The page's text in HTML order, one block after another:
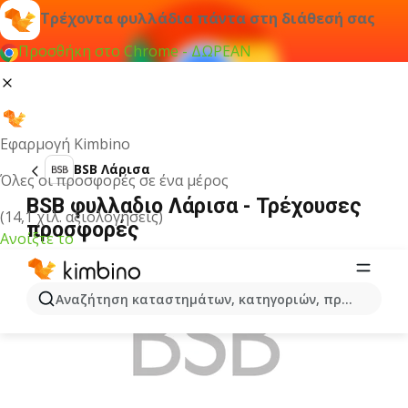
Τρέχοντα φυλλάδια πάντα στη διάθεσή σας
Προσθήκη στο Chrome - ΔΩΡΕΑΝ
Εφαρμογή Kimbino
Όλες οι προσφορές σε ένα μέρος
(14,1 χιλ. αξιολογήσεις)
Ανοίξτε το
Αναζήτηση καταστημάτων, κατηγοριών, προϊόντων...
BSB Λάρισα
BSB φυλλαδιο Λάρισα - Τρέχουσες
προσφορές